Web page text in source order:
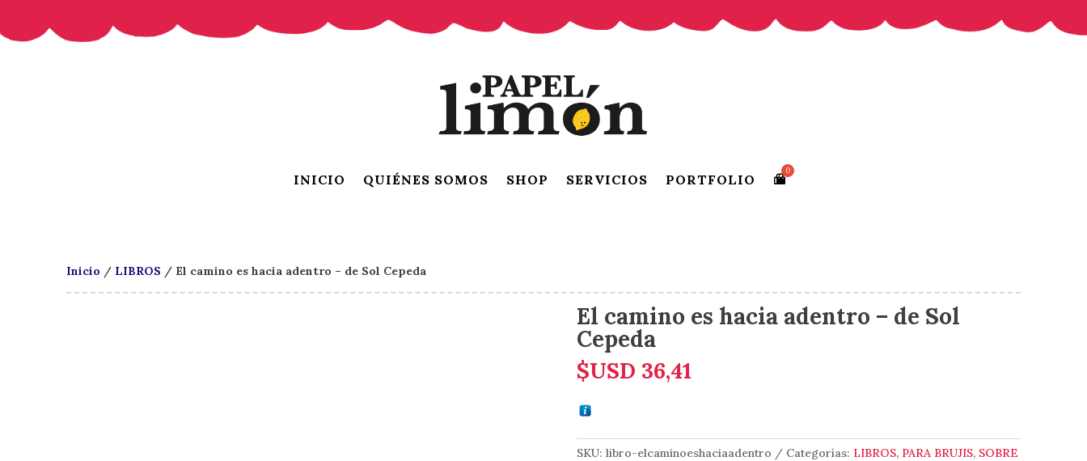
INICIO QUIÉNES SOMOS SHOP SERVICIOS PORTFOLIO
Inicio / LIBROS / El camino es hacia adentro – de Sol Cepeda
El camino es hacia adentro – de Sol
Cepeda
$USD 36,41
SKU:libro-elcaminoeshaciaadentro Categorías: LIBROS, PARA BRUJIS, SOBRE